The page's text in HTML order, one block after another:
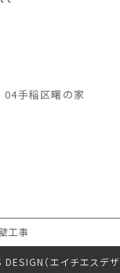
04手稲区曙の家
工事
（エイチエスデザ